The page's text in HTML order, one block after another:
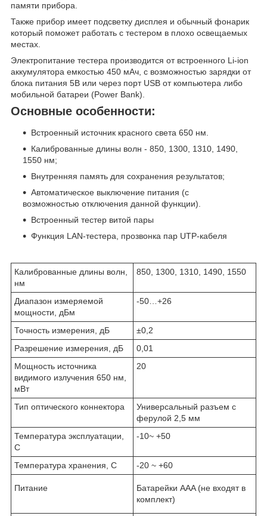
памяти прибора.
Также прибор имеет подсветку дисплея и обычный фонарик
который поможет работать с тестером в плохо освещаемых
местах.
Электропитание тестера производится от встроенного Li-ion
аккумулятора емкостью 450 мАч, с возможностью зарядки от
блока питания 5В или через порт USB от компьютера либо
мобильной батареи (Power Bank).
Основные особенности:
Встроенный источник красного света 650 нм.
Калиброванные длины волн - 850, 1300, 1310, 1490,
1550 нм;
Внутренняя память для сохранения результатов;
Автоматическое выключение питания (с
возможностью отключения данной функции).
Встроенный тестер витой пары
Функция LAN-тестера, прозвонка пар UTP-кабеля
Калиброванные длины волн,
нм
850, 1300, 1310, 1490, 1550
Диапазон измеряемой
мощности, дБм
-50…+26
Точность измерения, дБ
±0,2
Разрешение измерения, дБ
0,01
Мощность источника
видимого излучения 650 нм,
мВт
20
Тип оптического коннектора
Универсальный разъем с
ферулой 2,5 мм
Температура эксплуатации,
С
-10~ +50
Температура хранения, С -20 ~ +60
Питание
Батарейки AAA (не входят в
комплект)